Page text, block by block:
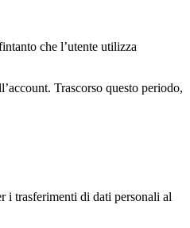
che l’utente utilizza
Trascorso questo periodo,
i trasferimenti di dati personali al